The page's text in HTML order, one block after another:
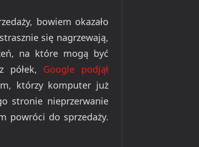
bowiem okazało
się nagrzewają,
na które mogą być
półek, Google podjął
którzy komputer już
stronie nieprzerwanie
powróci do sprzedaży.